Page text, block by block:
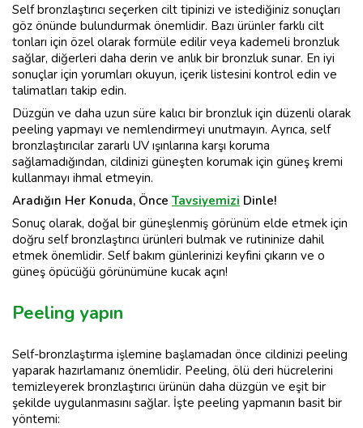
Self bronzlaştırıcı seçerken cilt tipinizi ve istediğiniz sonuçları
göz önünde bulundurmak önemlidir. Bazı ürünler farklı cilt
tonları için özel olarak formüle edilir veya kademeli bronzluk
sağlar, diğerleri daha derin ve anlık bir bronzluk sunar. En iyi
sonuçlar için yorumları okuyun, içerik listesini kontrol edin ve
talimatları takip edin.
Düzgün ve daha uzun süre kalıcı bir bronzluk için düzenli olarak
peeling yapmayı ve nemlendirmeyi unutmayın. Ayrıca, self
bronzlaştırıcılar zararlı UV ışınlarına karşı koruma
sağlamadığından, cildinizi güneşten korumak için güneş kremi
kullanmayı ihmal etmeyin.
Aradığın Her Konuda, Önce Tavsiyemizi Dinle!
Sonuç olarak, doğal bir güneşlenmiş görünüm elde etmek için
doğru self bronzlaştırıcı ürünleri bulmak ve rutininize dahil
etmek önemlidir. Self bakım günlerinizi keyfini çıkarın ve o
güneş öpücüğü görünümüne kucak açın!
Peeling yapın
Self-bronzlaştırma işlemine başlamadan önce cildinizi peeling
yaparak hazırlamanız önemlidir. Peeling, ölü deri hücrelerini
temizleyerek bronzlaştırıcı ürünün daha düzgün ve eşit bir
şekilde uygulanmasını sağlar. İşte peeling yapmanın basit bir
yöntemi: